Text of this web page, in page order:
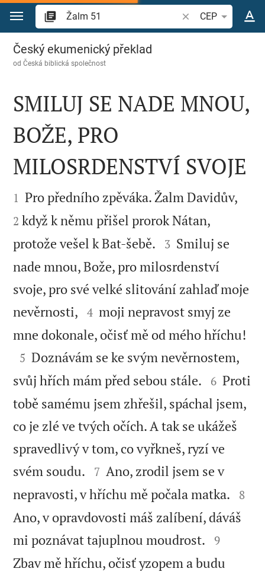
Přejít na obsah
Vyhledat biblický
CEP
Žalm 51
Český ekumenický překlad
odČeská biblická společnost

SMILUJ SE NADE MNOU,
BOŽE, PRO
MILOSRDENSTVÍ SVOJE

1 Pro předního zpěváka. Žalm Davidův,
2 když k němu přišel prorok Nátan,
protože vešel k Bat-šebě. 

3 Smiluj se
nade mnou, Bože, pro milosrdenství
svoje, pro své velké slitování zahlaď moje
nevěrnosti, 

4 moji nepravost smyj ze
mne dokonale, očisť mě od mého hříchu!

5 Doznávám se ke svým nevěrnostem,
svůj hřích mám před sebou stále. 

6 Proti
tobě samému jsem zhřešil, spáchal jsem,
co je zlé ve tvých očích. A tak se ukážeš
spravedlivý v tom, co vyřkneš, ryzí ve
svém soudu. 

7 Ano, zrodil jsem se v
nepravosti, v hříchu mě počala matka. 

8
Ano, v opravdovosti máš zalíbení, dáváš
mi poznávat tajuplnou moudrost. 

9
Zbav mě hříchu, očisť yzopem a budu